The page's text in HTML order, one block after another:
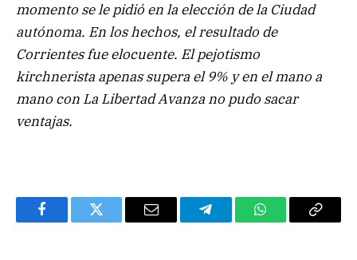
momento se le pidió en la elección de la Ciudad
autónoma. En los hechos, el resultado de
Corrientes fue elocuente. El pejotismo
kirchnerista apenas supera el 9% y en el mano a
mano con La Libertad Avanza no pudo sacar
ventajas.
FacebookTwitter Email TelegramWhatsAppCopy